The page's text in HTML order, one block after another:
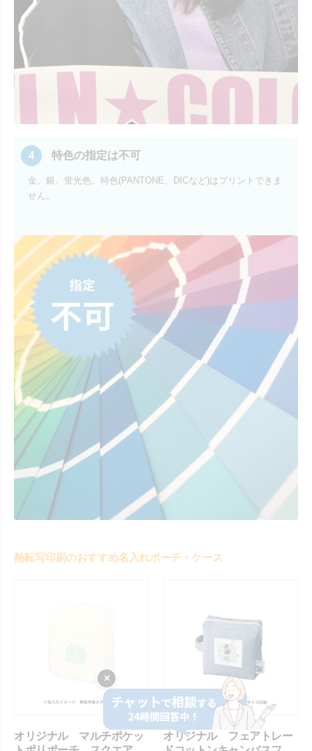
4 特色の指定は不可
金、銀、蛍光色、特色(PANTONE、DICなど)はプリントできま
せん。
熱転写印刷のおすすめ名入れポーチ・ケース
オリジナル マルチポケッ
オリジナル フェアトレー
×